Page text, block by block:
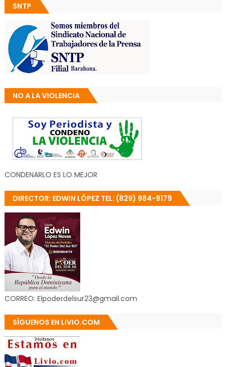
SNTP
NO A LA VIOLENCIA
CONDENARLO ES LO MEJOR
DIRECTOR: EDWIN LÓPEZ TEL: (829) 984-9179
CORREO: Elpoderdelsur23@gmail.com
SÍGUENOS EN LIVIO.COM